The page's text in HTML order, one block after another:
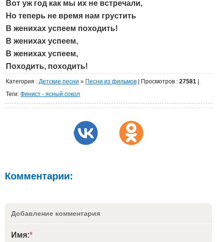
Вот уж год как мы их не встречали,
Но теперь не время нам грустить
В женихах успеем походить!
В женихах успеем,
В женихах успеем,
Походить, походить!
Категория : Детские песни » Песни из фильмов Просмотров : 27581
Теги: Финист - ясный сокол
Комментарии:
Добавление комментария
Имя:*